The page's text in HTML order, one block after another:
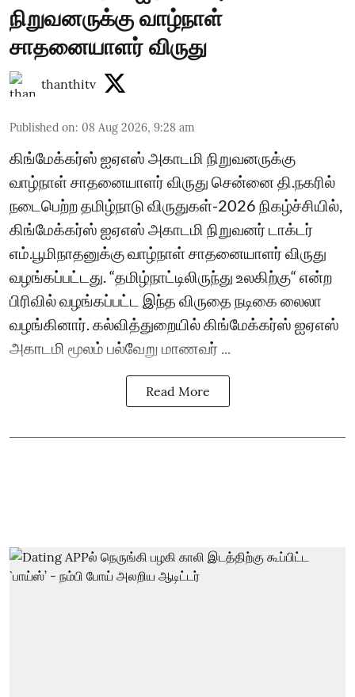
நிறுவனருக்கு வாழ்நாள்
சாதனையாளர் விருது
thanthitv
Published on: 08 Aug 2026, 9:28 am
கிங்மேக்கர்ஸ் ஐஏஎஸ் அகாடமி நிறுவனருக்கு
வாழ்நாள் சாதனையாளர் விருது சென்னை தி.நகரில்
நடைபெற்ற தமிழ்நாடு விருதுகள்-2026 நிகழ்ச்சியில்,
கிங்மேக்கர்ஸ் ஐஏஎஸ் அகாடமி நிறுவனர் டாக்டர்
எம்.பூமிநாதனுக்கு வாழ்நாள் சாதனையாளர் விருது
வழங்கப்பட்டது. “தமிழ்நாட்டிலிருந்து உலகிற்கு“ என்ற
பிரிவில் வழங்கப்பட்ட இந்த விருதை நடிகை லைலா
வழங்கினார். கல்வித்துறையில் கிங்மேக்கர்ஸ் ஐஏஎஸ்
அகாடமி மூலம் பல்வேறு மாணவர் ...
Read More